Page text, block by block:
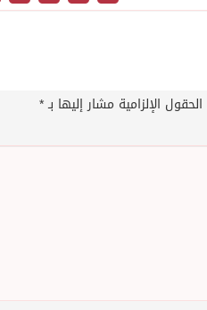
الحقول الإلزامية مشار إليها بـ*